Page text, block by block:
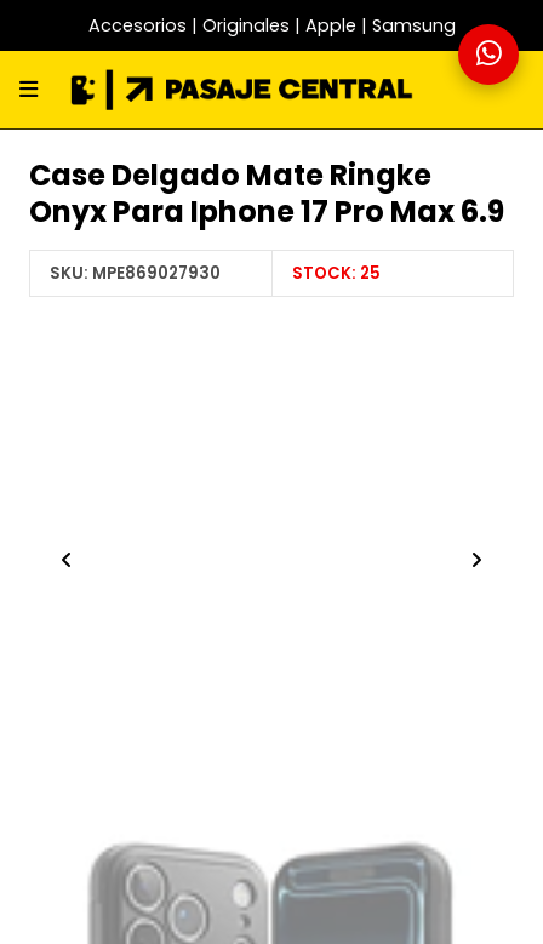
Accesorios | Originales | Apple | Samsung
Case Delgado Mate Ringke
Onyx Para Iphone 17 Pro Max 6.9
SKU: MPE869027930 STOCK: 25